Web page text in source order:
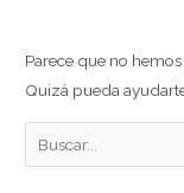
Parece que no
Quizá pueda